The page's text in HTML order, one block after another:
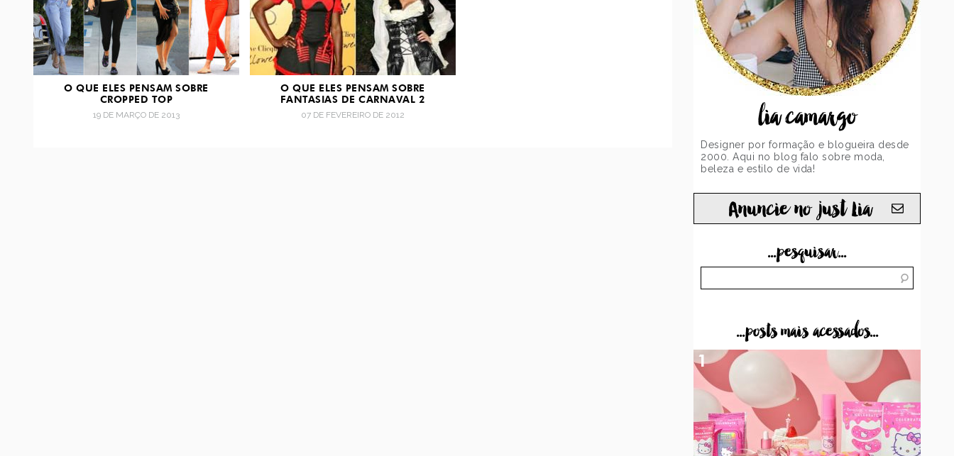
O QUE ELES PENSAM SOBRE
CROPPED TOP
19 DE MARÇO DE 2013
O QUE ELES PENSAM SOBRE
FANTASIAS DE CARNAVAL 2
07 DE FEVEREIRO DE 2012
lia camargo
Designer por formação e blogueira desde
2000. Aqui no blog falo sobre moda,
beleza e estilo de vida!
Anuncie no just Lia
...pesquisar...
...posts mais acessados...
1